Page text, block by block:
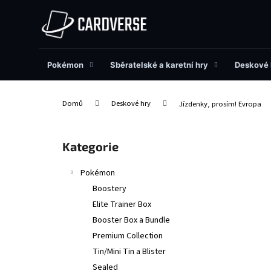
Pokémon Sběratelské a karetní hry Deskové
Domů Deskové hry Jízdenky, prosím! Evropa
Přeskočit
kategorie
Kategorie
Pokémon
Boostery
Elite Trainer Box
Booster Box a Bundle
Premium Collection
Tin/Mini Tin a Blister
Sealed
Zpět
obchodu
Zpět
obchodu